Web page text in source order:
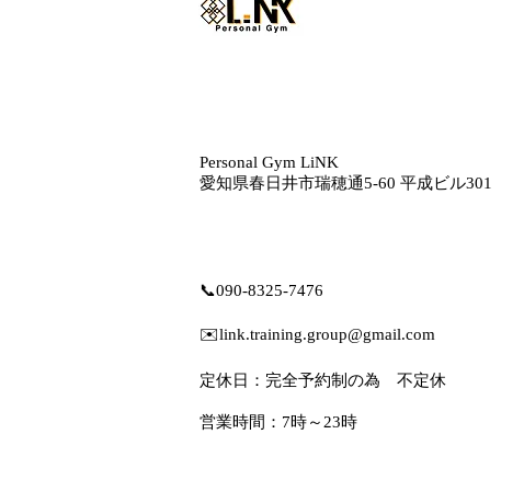
Personal Gym LiNK
愛知県春日井市瑞穂通5‐60 平成ビル301
📞090-8325-7476
✉️link.training.group@gmail.com
定休日：完全予約制の為 不定休
営業時間：7時～23時